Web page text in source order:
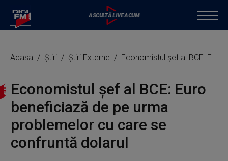
Acasa Știri Știri Externe Economistul șef al BCE: Euro beneficiază de pe urma problemelor cu care se confruntă dolarul
Economistul șef al BCE: Euro
beneficiază de pe urma
problemelor cu care se
confruntă dolarul